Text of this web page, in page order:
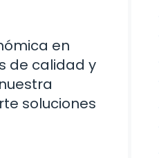
en
de calidad y
soluciones